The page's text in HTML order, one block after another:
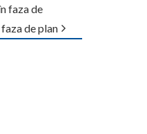
faza de
de plan